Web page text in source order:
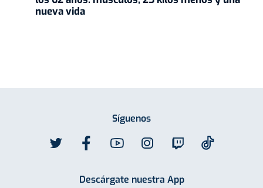
nueva vida
Síguenos
Descárgate nuestra App